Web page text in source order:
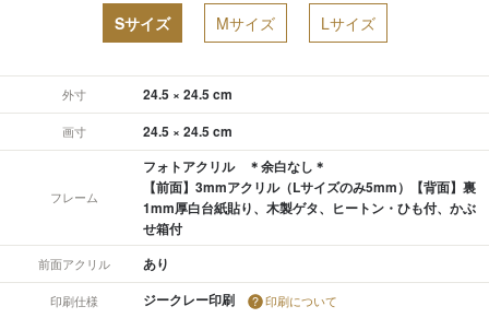
Sサイズ Mサイズ Lサイズ
外寸 24.5 × 24.5 cm
画寸 24.5 × 24.5 cm
フレーム
フォトアクリル ＊余白なし＊
【前面】3mmアクリル（Lサイズのみ5mm）【背面】裏
1mm厚白台紙貼り、木製ゲタ、ヒートン・ひも付、かぶ
せ箱付
前面アクリル あり
印刷仕様 ジークレー印刷 印刷について